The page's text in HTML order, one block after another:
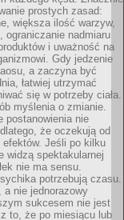
prostych zasad:
większa ilość warzyw,
ograniczanie nadmiaru
i uważność na
Gdy jedzenie
a zaczyna być
łatwiej utrzymać
się w potrzeby ciała.
myślenia o zmianie.
postanowienia nie
że oczekują od
Jeśli po kilku
widzą spektakularnej
nie ma sensu.
potrzebują czasu.
a nie jednorazowy
sukcesem nie jest
to, że po miesiącu lub